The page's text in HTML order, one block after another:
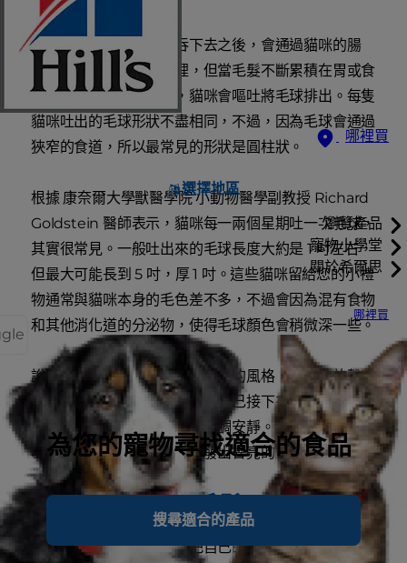
哪裡買
選擇地區
瀏覽產品
寵物小學堂
關於希爾思
哪裡買
為您的寵物尋找適合的食品
搜尋適合的產品
一般來說，毛髮被愛貓吞下去之後，會通過貓咪的腸
道，最後排泄到貓砂盆裡，但當毛髮不斷累積在胃或食
道中，而且無法消化時，貓咪會嘔吐將毛球排出。每隻
貓咪吐出的毛球形狀不盡相同，不過，因為毛球會通過
狹窄的食道，所以最常見的形狀是圓柱狀。
根據 康奈爾大學獸醫學院 小動物醫學副教授 Richard
Goldstein 醫師表示，貓咪每一兩個星期吐一次毛球，
其實很常見。一般吐出來的毛球長度大約是 1 吋左右，
但最大可能長到 5 吋，厚 1 吋。這些貓咪留給您的小禮
物通常與貓咪本身的毛色差不多，不過會因為混有食物
和其他消化道的分泌物，使得毛球顏色會稍微深一些。
說到吐毛球，每隻貓咪都有自己的風格，有些會放聲喵
喵大叫，幾乎像是在警告他人自己接下來的嘔吐行為，
而其他貓咪的風格則是相對低調安靜。不過，貓咪準備
吐毛球前，最明顯的跡象是發出響亮的作嘔和乾咳聲。
為何愛貓會吃下毛髮？
別擔心，您的愛貓並沒有把自己的毛皮當作點心，貓咪